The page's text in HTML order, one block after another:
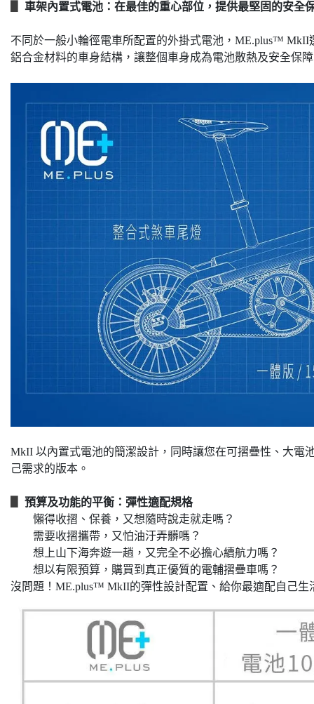
車架內置式電池：在最佳的重心部位，提供最堅固的安全
不同於一般小輪徑電車所配置的外掛式電池，ME.plus™
鋁合金材料的車身結構，讓整個車身成為電池散熱及安全保
MkII 以內置式電池的簡潔設計，同時讓您在可摺疊性、大電
己需求的版本。
預算及功能的平衡：彈性適配規格
懶得收摺、保養，又想隨時說走就走嗎？
需要收摺攜帶，又怕油汙弄髒嗎？
想上山下海奔遊一趟，又完全不必擔心續航力嗎？
想以有限預算，購買到真正優質的電輔摺疊車嗎？
沒問題！ME.plus™ MkII的彈性設計配置、給你最適配自己生